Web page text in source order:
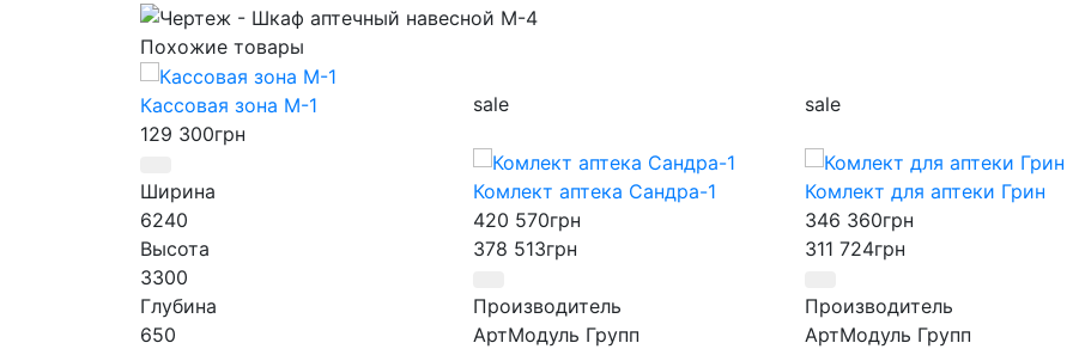
Похожие товары
Кассовая зона М-1
129 300грн
Ширина
6240
Высота
3300
Глубина
650
sale
Комлект аптека Сандра-1
420 570грн
378 513грн
Производитель
АртМодуль Групп
sale
Комлект для аптеки Грин
346 360грн
311 724грн
Производитель
АртМодуль Групп